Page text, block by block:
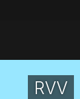
RVV